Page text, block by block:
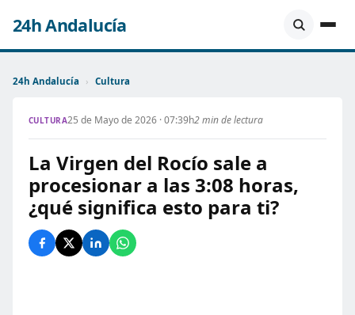
24h Andalucía
24h Andalucía › Cultura
CULTURA25 de Mayo de 2026 · 07:39h2 min de lectura
La Virgen del Rocío sale a
procesionar a las 3:08 horas,
¿qué significa esto para ti?